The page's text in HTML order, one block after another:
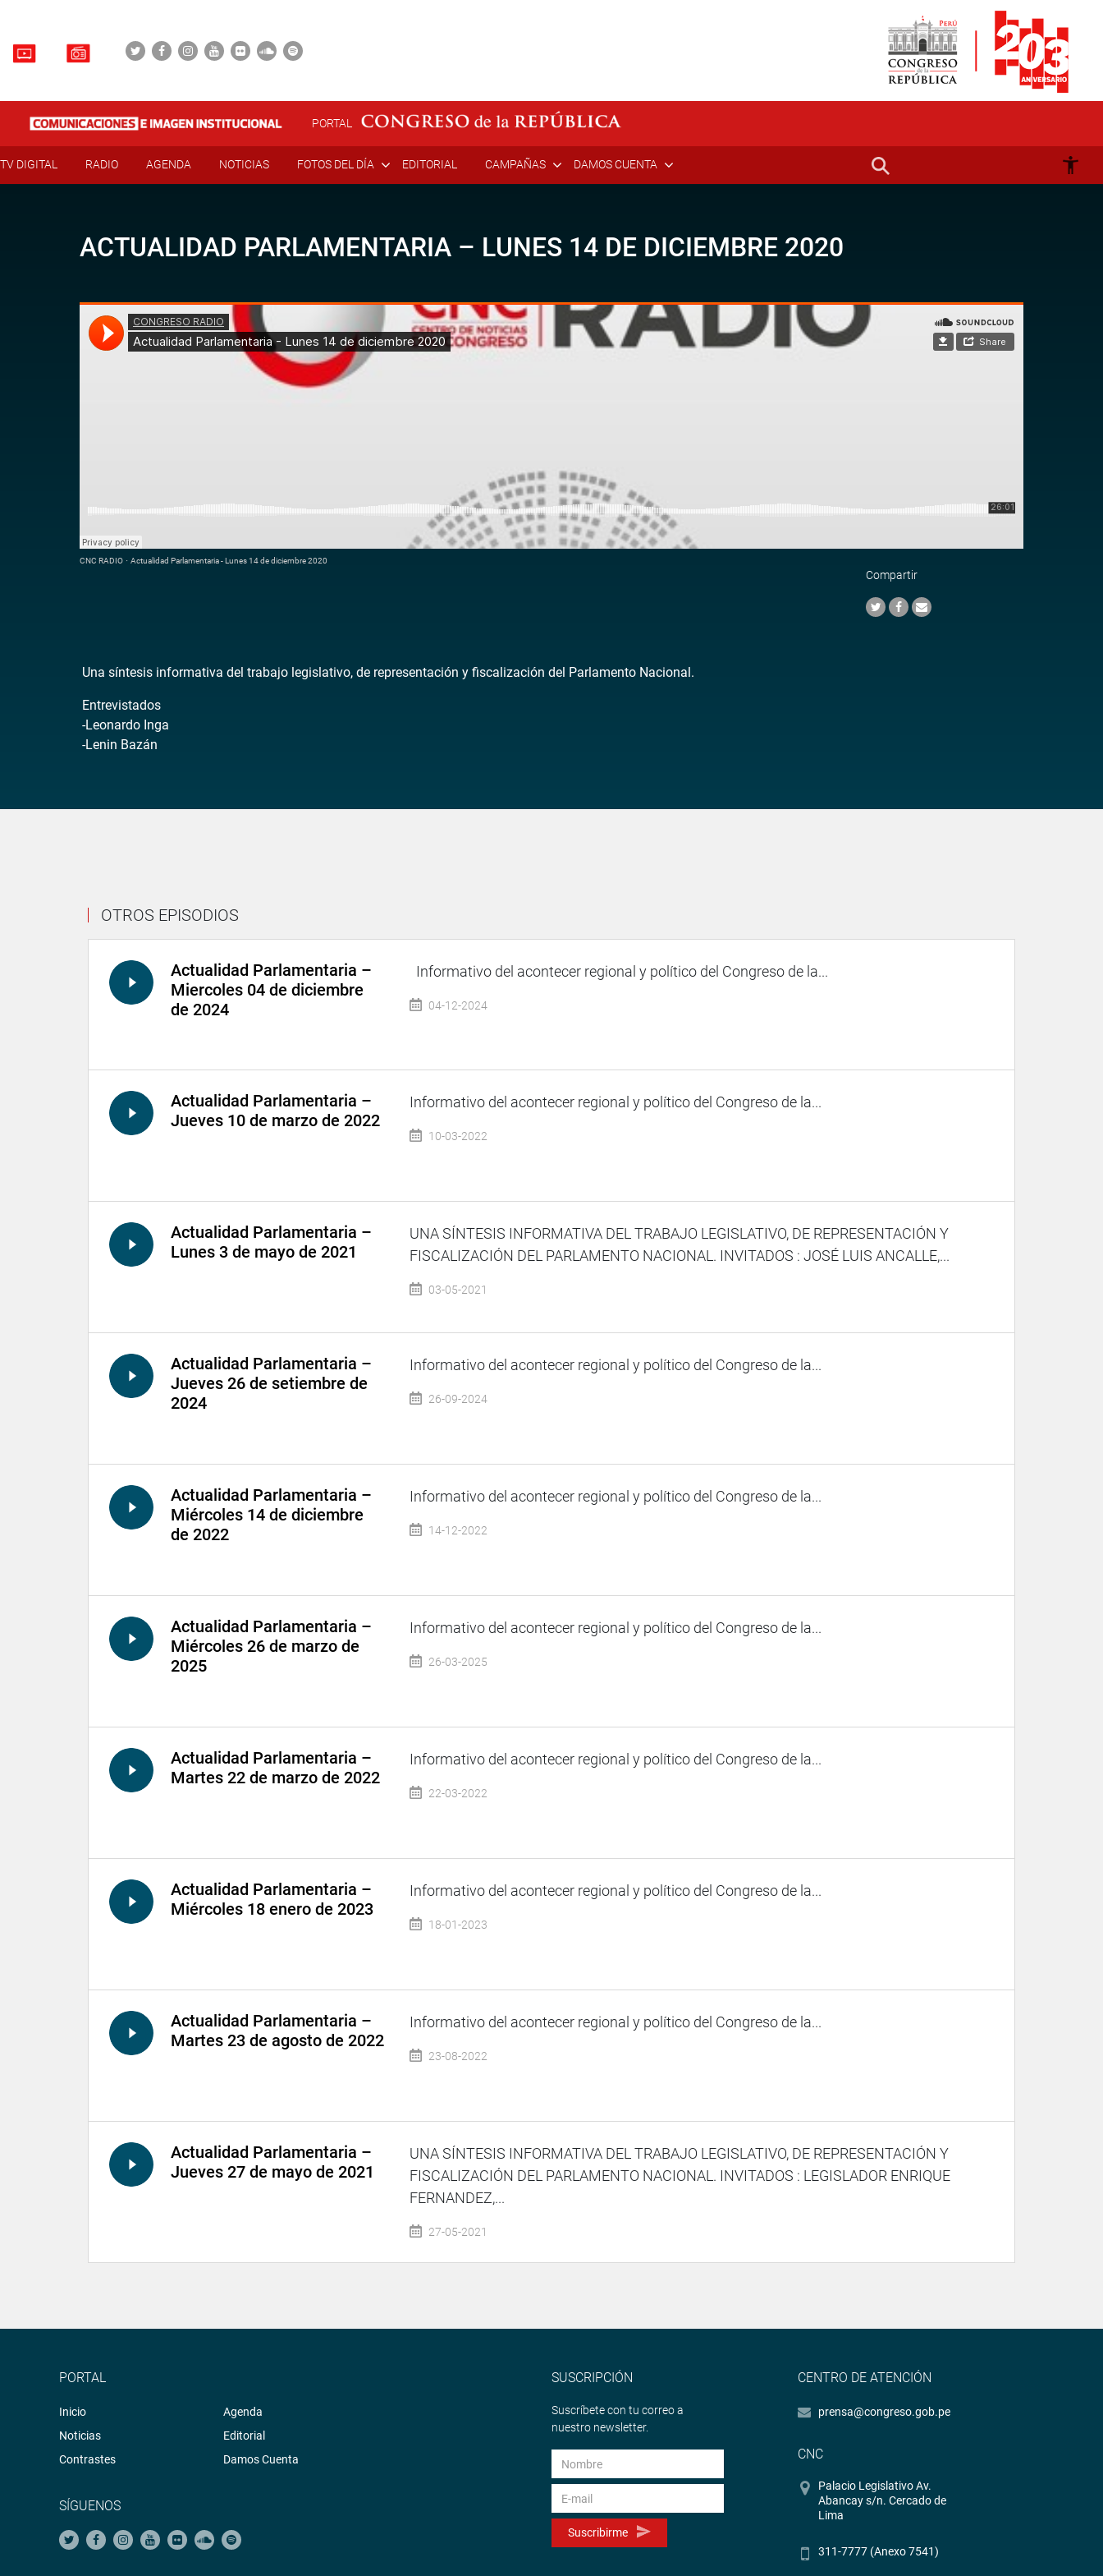
PORTAL
TV DIGITAL RADIO AGENDA NOTICIAS FOTOS DEL DÍA EDITORIAL CAMPAÑAS DAMOS CUENTA
ACTUALIDAD PARLAMENTARIA – LUNES 14 DE DICIEMBRE 2020
CNC RADIO · Actualidad Parlamentaria - Lunes 14 de diciembre 2020
Compartir
Una síntesis informativa del trabajo legislativo, de representación y fiscalización del Parlamento Nacional.
Entrevistados
-Leonardo Inga
-Lenin Bazán
OTROS EPISODIOS
Actualidad Parlamentaria –
Miercoles 04 de diciembre
de 2024
Informativo del acontecer regional y político del Congreso de la...
04-12-2024
Actualidad Parlamentaria –
Jueves 10 de marzo de 2022
Informativo del acontecer regional y político del Congreso de la...
10-03-2022
Actualidad Parlamentaria –
Lunes 3 de mayo de 2021
UNA SÍNTESIS INFORMATIVA DEL TRABAJO LEGISLATIVO, DE REPRESENTACIÓN Y
FISCALIZACIÓN DEL PARLAMENTO NACIONAL. INVITADOS : JOSÉ LUIS ANCALLE,...
03-05-2021
Actualidad Parlamentaria –
Jueves 26 de setiembre de
2024
Informativo del acontecer regional y político del Congreso de la...
26-09-2024
Actualidad Parlamentaria –
Miércoles 14 de diciembre
de 2022
Informativo del acontecer regional y político del Congreso de la...
14-12-2022
Actualidad Parlamentaria –
Miércoles 26 de marzo de
2025
Informativo del acontecer regional y político del Congreso de la...
26-03-2025
Actualidad Parlamentaria –
Martes 22 de marzo de 2022
Informativo del acontecer regional y político del Congreso de la...
22-03-2022
Actualidad Parlamentaria –
Miércoles 18 enero de 2023
Informativo del acontecer regional y político del Congreso de la...
18-01-2023
Actualidad Parlamentaria –
Martes 23 de agosto de 2022
Informativo del acontecer regional y político del Congreso de la...
23-08-2022
Actualidad Parlamentaria –
Jueves 27 de mayo de 2021
UNA SÍNTESIS INFORMATIVA DEL TRABAJO LEGISLATIVO, DE REPRESENTACIÓN Y
FISCALIZACIÓN DEL PARLAMENTO NACIONAL. INVITADOS : LEGISLADOR ENRIQUE
FERNANDEZ,...
27-05-2021
PORTAL
Inicio
Noticias
Contrastes
Agenda
Editorial
Damos Cuenta
SÍGUENOS
SUSCRIPCIÓN
Suscríbete con tu correo a
nuestro newsletter.
Suscribirme
CENTRO DE ATENCIÓN
prensa@congreso.gob.pe
CNC
Palacio Legislativo Av.
Abancay s/n. Cercado de
Lima
311-7777 (Anexo 7541)